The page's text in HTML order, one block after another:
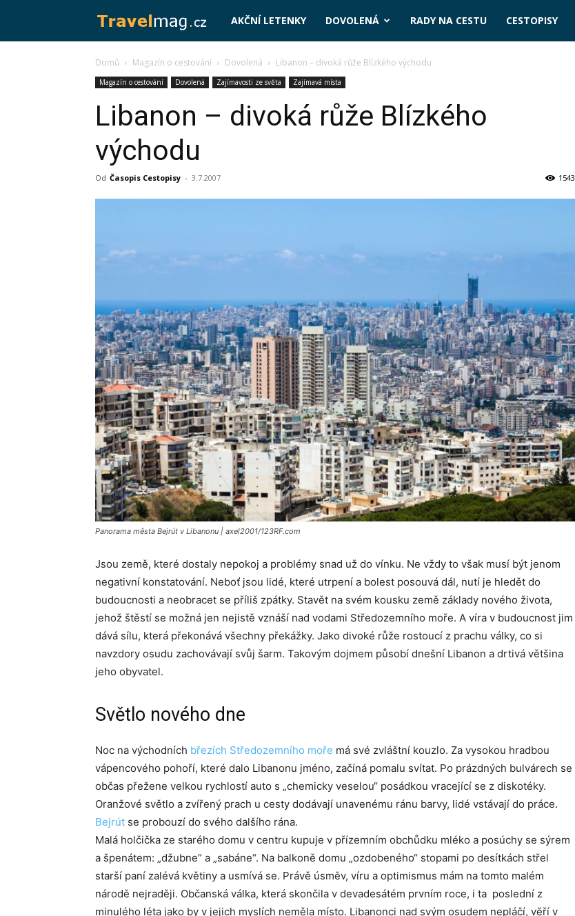
Travelmag.cz
AKČNÍ LETENKY DOVOLENÁ RADY NA CESTU CESTOPISY
Domů Magazín o cestování Dovolená Libanon – divoká růže Blízkého východu
Magazín o cestování Dovolená Zajímavosti ze světa Zajímavá místa
Libanon – divoká růže Blízkého
východu
Od Časopis Cestopisy - 3.7.2007 1543
Panorama města Bejrút v Libanonu | axel2001/123RF.com
Jsou země, které dostaly nepokoj a problémy snad už do vínku. Ne vždy to však musí být jenom
negativní konstatování. Neboť jsou lidé, které utrpení a bolest posouvá dál, nutí je hledět do
budoucnosti a neobracet se příliš zpátky. Stavět na svém kousku země základy nového života,
jehož štěstí se možná jen nejistě vznáší nad vodami Středozemního moře. A víra v budoucnost jim
dává sílu, která překonává všechny překážky. Jako divoké růže rostoucí z prachu války, co si
navzdory osudu zachovávají svůj šarm. Takovým dojmem působí dnešní Libanon a drtivá většina
jeho obyvatel.
Světlo nového dne
Noc na východních březích Středozemního moře má své zvláštní kouzlo. Za vysokou hradbou
vápencového pohoří, které dalo Libanonu jméno, začíná pomalu svítat. Po prázdných bulvárech se
občas přežene velkou rychlostí auto s „chemicky veselou“ posádkou vracející se z diskotéky.
Oranžové světlo a zvířený prach u cesty dodávají unavenému ránu barvy, lidé vstávají do práce.
Bejrút se probouzí do svého dalšího rána.
Malá holčička ze starého domu v centru kupuje v přízemním obchůdku mléko a posúchy se sýrem
a špenátem: „džubne“ a „sabáne“. Na balkoně domu „ozdobeného“ stopami po desítkách střel
starší paní zalévá květiny a usmívá se. Právě úsměv, víru a optimismus mám na tomto malém
národě nejraději. Občanská válka, která skončila v devadesátém prvním roce, i ta poslední z
minulého léta jako by v jejich myslích neměla místo. Libanonci nad svým osudem nepláčí, věří v